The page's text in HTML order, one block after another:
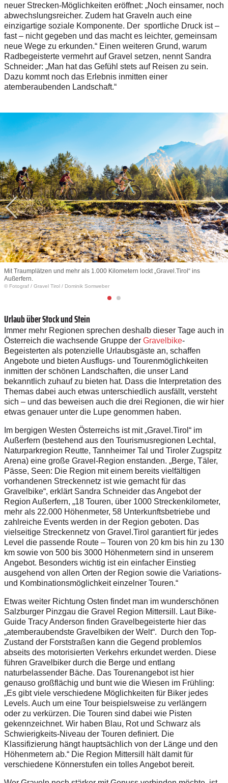
neuer Strecken-­Möglichkeiten eröffnet: „Noch einsamer, noch
abwechslungsreicher. Zudem hat Graveln auch eine
einzigartige soziale Komponente. Der sportliche Druck ist –
fast – nicht gegeben und das macht es leichter, gemeinsam
neue Wege zu erkunden.“ Einen weiteren Grund, warum
Radbegeisterte vermehrt auf Gravel setzen, nennt Sandra
Schneider: „Man hat das Gefühl stets auf Reisen zu sein.
Dazu kommt noch das Erlebnis inmitten einer
atemberaubenden Landschaft.“
Mit Traumplätzen und mehr als 1.000 Kilometern lockt „Gravel.Tirol“ ins
Außerfern.
© Fotograf / Gravel Tirol / Dominik Somweber
Urlaub über Stock und Stein
Immer mehr Regionen sprechen deshalb dieser Tage auch in
Österreich die wachsende Gruppe der Gravelbike-
Begeisterten als potenzielle Urlaubsgäste an, schaffen
Angebote und bieten Ausflugs- und Tourenmöglichkeiten
inmitten der schönen Landschaften, die unser Land
bekanntlich zuhauf zu bieten hat. Dass die Interpretation des
Themas dabei auch etwas unterschiedlich ausfällt, versteht
sich – und das beweisen auch die drei Regionen, die wir hier
etwas genauer unter die Lupe genommen haben.
Im bergigen Westen Österreichs ist mit „Gravel.Tirol“ im
Außerfern (bestehend aus den Tourismusregionen Lechtal,
Naturparkregion Reutte, Tannheimer Tal und Tiroler Zugspitz
Arena) eine große Gravel-Region enstanden. „Berge, Täler,
Pässe, Seen: Die Region mit einem bereits vielfältigen
vorhandenen Streckennetz ist wie gemacht für das
Gravelbike“, erklärt Sandra Schneider das Angebot der
Region Außerfern, „18 Touren, über 1000 Streckenkilometer,
mehr als 22.000 Höhenmeter, 58 Unterkunftsbetriebe und
zahlreiche Events werden in der Region geboten. Das
vielseitige Streckennetz von Gravel.Tirol garantiert für jedes
Level die passende Route – Touren von 20 km bis hin zu 130
km sowie von 500 bis 3000 Höhenmetern sind in unserem
Angebot. Besonders wichtig ist ein einfacher Einstieg
ausgehend von allen Orten der Region sowie die Variations-
und Kombinationsmöglichkeit einzelner Touren.“
Etwas weiter Richtung Osten findet man im wunderschönen
Salzburger Pinzgau die Gravel Region Mittersill. Laut Bike-
Guide Tracy Anderson finden Gravelbegeisterte hier das
„atemberaubendste Gravelbiken der Welt“. Durch den Top-
Zustand der Forststraßen kann die Gegend problemlos
abseits des motorisierten Verkehrs erkundet werden. Diese
führen Gravelbiker durch die Berge und entlang
naturbelassender Bäche. Das Tourenangebot ist hier
genauso großflächig und bunt wie die Wiesen im Frühling:
„Es gibt viele verschiedene Möglichkeiten für Biker jedes
Levels. Auch um eine Tour beispielsweise zu verlängern
oder zu verkürzen. Die Touren sind dabei wie Pisten
gekennzeichnet. Wir haben Blau, Rot und Schwarz als
Schwierigkeits-Niveau der Touren definiert. Die
Klassifizierung hängt hauptsächlich von der Länge und den
Höhenmetern ab.“ Die Region Mittersill hält damit für
verschiedene Könnerstufen ein tolles Angebot bereit.